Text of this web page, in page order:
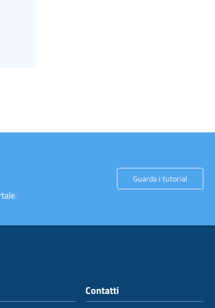
Guarda i tutorial
Contatti